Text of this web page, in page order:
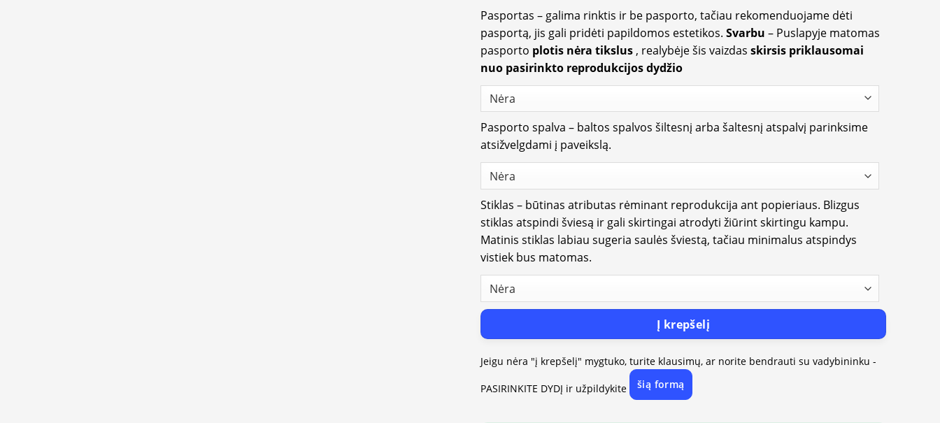
Pasportas – galima rinktis ir be pasporto, tačiau rekomenduojame dėti
pasportą, jis gali pridėti papildomos estetikos. Svarbu – Puslapyje matomas
pasporto plotis nėra tikslus , realybėje šis vaizdas skirsis priklausomai
nuo pasirinkto reprodukcijos dydžio
Pasporto spalva – baltos spalvos šiltesnį arba šaltesnį atspalvį parinksime
atsižvelgdami į paveikslą.
Stiklas – būtinas atributas rėminant reprodukcija ant popieriaus. Blizgus
stiklas atspindi šviesą ir gali skirtingai atrodyti žiūrint skirtingu kampu.
Matinis stiklas labiau sugeria saulės šviestą, tačiau minimalus atspindys
vistiek bus matomas.
Į krepšelį
Jeigu nėra "į krepšelį" mygtuko, turite klausimų, ar norite bendrauti su vadybininku -
PASIRINKITE DYDĮ ir užpildykite šią formą